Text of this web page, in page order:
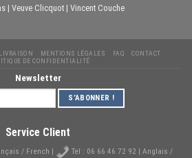
| Veuve Clicquot| Vincent Couche
LIVRAISON MENTIONS LÉGALES FAQ
CONTACT
DE CONFIDENTIALITÉ
Newsletter
Service Client
/ French | Tel : 06 66 46 72 92 | Anglais /